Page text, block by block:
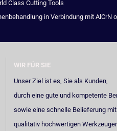
Class Cutting Tools
in Verbindung mit
WIR FÜR SIE
Unser Ziel ist es, Sie als Kunden,
durch eine gute und kompetente
sowie eine schnelle Belieferung mit
qualitativ hochwertigen